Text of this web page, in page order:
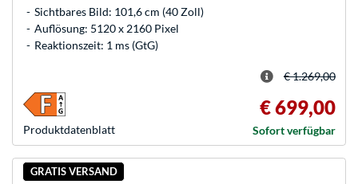
Sichtbares Bild: 101,6 cm (40 Zoll)
Auflösung: 5120 x 2160 Pixel
Reaktionszeit: 1 ms (GtG)
Produkt­datenblatt
€ 1.269,00
€ 699,00
Sofort verfügbar
GRATIS VERSAND